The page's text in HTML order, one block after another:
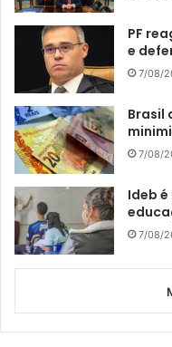
PF
e
7/08/
Brasil
7/08/
Ideb
7/08/